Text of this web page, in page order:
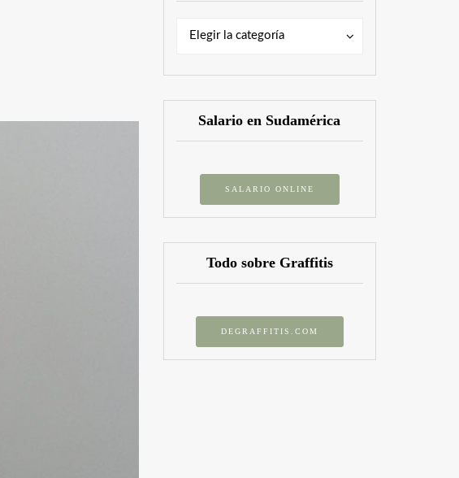
Categorías
Elegir la categoría
Categorías
Salario en Sudamérica
SALARIO ONLINE
Todo sobre Graffitis
DEGRAFFITIS.COM